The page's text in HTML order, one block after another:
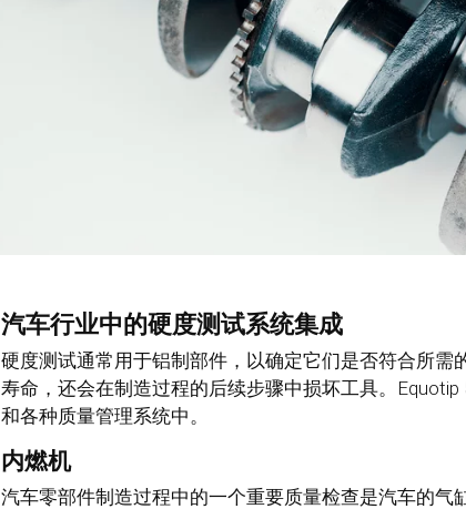
汽车行业中的硬度测试系统集成
硬度测试通常用于铝制部件，以确定它们是否符合所需
寿命，还会在制造过程的后续步骤中损坏工具。
和各种质量管理系统中。
内燃机
汽车零部件制造过程中的一个重要质量检查是汽车的气